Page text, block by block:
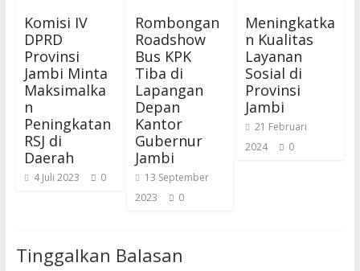
Komisi IV
DPRD
Provinsi
Jambi Minta
Maksimalka
n
Peningkatan
RSJ di
Daerah
4 Juli 2023 0
Rombongan
Roadshow
Bus KPK
Tiba di
Lapangan
Depan
Kantor
Gubernur
Jambi
13 September
2023
0
Meningkatka
n Kualitas
Layanan
Sosial di
Provinsi
Jambi
21 Februari
2024
0
Tinggalkan Balasan